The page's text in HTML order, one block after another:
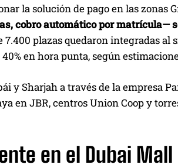
la solución de pago en las zonas
cobro automático por matrícula—
7.400 plazas quedaron integradas al
en hora punta, según
y Sharjah a través de la empresa
en JBR, centros Union Coop y
en el Dubai Mall